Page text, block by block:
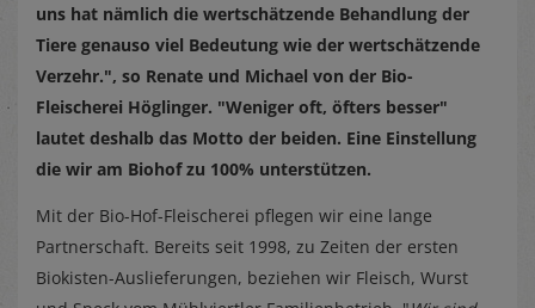
uns hat nämlich die wertschätzende Behandlung der
Tiere genauso viel Bedeutung wie der wertschätzende
Verzehr.", so Renate und Michael von der Bio-
Fleischerei Höglinger. "Weniger oft, öfters besser"
lautet deshalb das Motto der beiden. Eine Einstellung
die wir am Biohof zu 100% unterstützen.
Mit der Bio-Hof-Fleischerei pflegen wir eine lange
Partnerschaft. Bereits seit 1998, zu Zeiten der ersten
Biokisten-Auslieferungen, beziehen wir Fleisch, Wurst